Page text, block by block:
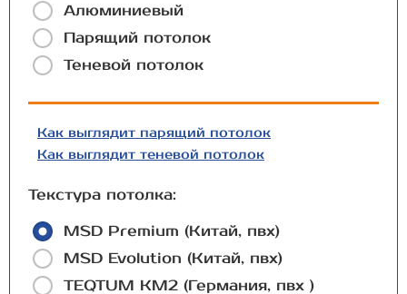
Алюминиевый
Парящий потолок
Теневой потолок
Как выглядит парящий потолок
Как выглядит теневой потолок
Текстура потолка:
MSD Premium (Китай, пвх)
MSD Evolution (Китай, пвх)
TEQTUM КМ2 (Германия, пвх )